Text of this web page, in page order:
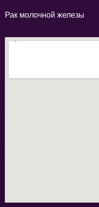
Рак молочной железы